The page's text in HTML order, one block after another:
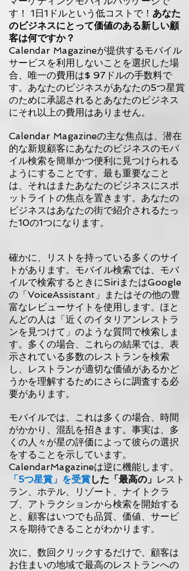
す！ 1日1ドルという低コストで！ あなた
のビジネスにとって価値のある新しい顧
客は何ですか？
Calendar Magazineが提供するモバイル
サービスを利用しないことを選択した場
合、唯一の費用は$ 97ドルの手数料で
す。あなたのビジネスがあなたの5つ星賞
のために承認されるとあなたのビジネス
にそれ以上の費用はありません。
Calendar Magazineの主な焦点は、潜在
的な新規顧客にあなたのビジネスのモバ
イル検索を簡単かつ便利に見つけられる
ようにすることです。最も重要なこと
は、それはまたあなたのビジネスにスポ
ットライトの焦点を置きます。あなたの
ビジネスはあなたの街で紹介されるたっ
た10の1つになります。
確かに、リストを持っている多くのサイ
トがあります。モバイル検索では、モバ
イルで検索するときにSiriまたはGoogle
の「VoiceAssistant」またはその他の豊
富なレビューサイトを使用します。ほと
んどの人は「近くのイタリアンレストラ
ンを見つけて」のような質問で検索しま
す。多くの場合、これらの結果では、表
示されている多数のレストランを検索
し、レストランが適切な価値があるかど
うかを理解するためにさらに調査する必
要があります。
モバイルでは、これは多くの場合、時間
がかかり、混乱を招きます。事実は、多
くの人々が星の評価によって彼らの選択
をすることを示しています。
CalendarMagazineは逆に機能します。
「5つ星賞」を受賞した「最高の」 レスト
ラン、ホテル、リゾート、ナイトクラ
ブ、アトラクションから検索を開始する
と、顧客はいつでも品質、価値、サービ
スを期待できることがわかります。
次に、数回クリックするだけで、顧客は
お住まいの地域で最高のレストランへの